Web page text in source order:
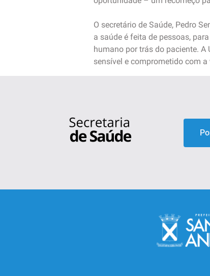
O secretário de Saúde, Pedro
a saúde é feita de pessoas,
humano por trás do paciente. A
sensível e comprometido com